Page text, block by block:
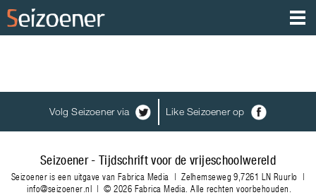
Volg Seizoener via Like Seizoener op
Seizoener - Tijdschrift voor de vrijeschoolwereld
Seizoener is een uitgave van Fabrica Media | Zelhemseweg 9,7261 LN Ruurlo |
info@seizoener.nl | © 2026 Fabrica Media. Alle rechten voorbehouden.